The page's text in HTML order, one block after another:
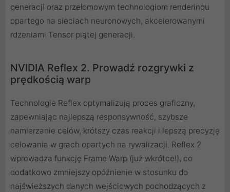
generacji oraz przełomowym technologiom renderingu
opartego na sieciach neuronowych, akcelerowanymi
rdzeniami Tensor piątej generacji.
NVIDIA Reflex 2. Prowadź rozgrywki z
prędkością warp
Technologie Reflex optymalizują proces graficzny,
zapewniając najlepszą responsywność, szybsze
namierzanie celów, krótszy czas reakcji i lepszą precyzję
celowania w grach opartych na rywalizacji. Reflex 2
wprowadza funkcję Frame Warp (już wkrótce!), co
dodatkowo zmniejszy opóźnienie w stosunku do
najświeższych danych wejściowych pochodzących z